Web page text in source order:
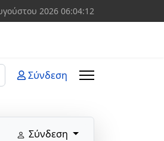
2026 06:04:12
Σύνδεση
Σύνδεση